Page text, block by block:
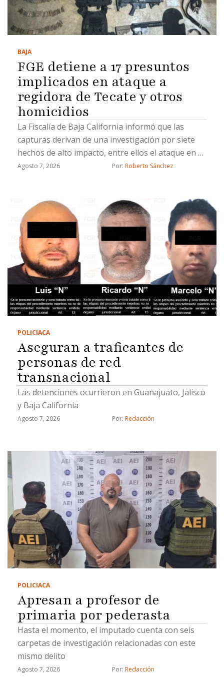
BAJA
FGE detiene a 17 presuntos
implicados en ataque a
regidora de Tecate y otros
homicidios
La Fiscalía de Baja California informó que las
capturas derivan de una investigación por siete
hechos de alto impacto, entre ellos el ataque en el
que fue asesinado el esposo de una regidora de
Agosto 7, 2026 Por: Roberto Sánchez
POLICIACA
Aseguran a traficantes de
personas de red
transnacional
Las detenciones ocurrieron en Guanajuato, Jalisco
y Baja California
Agosto 7, 2026 Por: Redacción
POLICIACA
Apresan a profesor de
primaria por pederasta
Hasta el momento, el imputado cuenta con seis
carpetas de investigación relacionadas con este
mismo delito
Agosto 7, 2026 Por: Redacción